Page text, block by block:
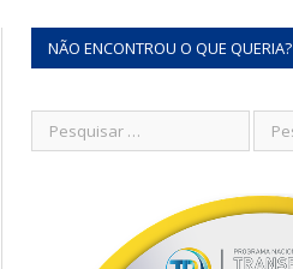
NÃO ENCONTROU O QUE QUERIA?